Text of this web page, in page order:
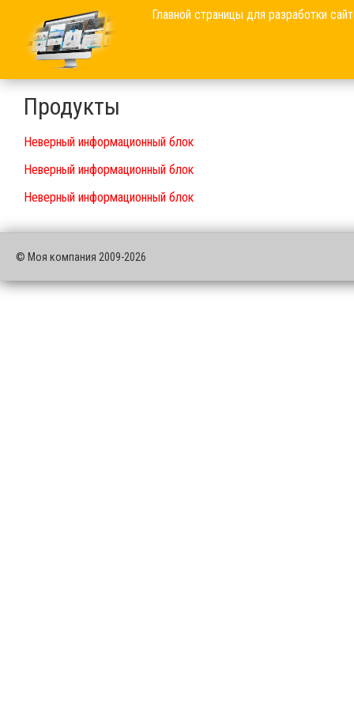
Главной страницы для разработки
Продукты
Неверный информационный блок
Неверный информационный блок
Неверный информационный блок
© Моя компания 2009-2026